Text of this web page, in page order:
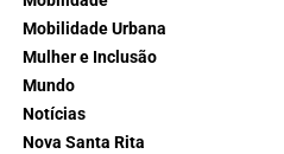
Mobilidade Urbana
Mulher e Inclusão
Mundo
Notícias
Nova Santa Rita